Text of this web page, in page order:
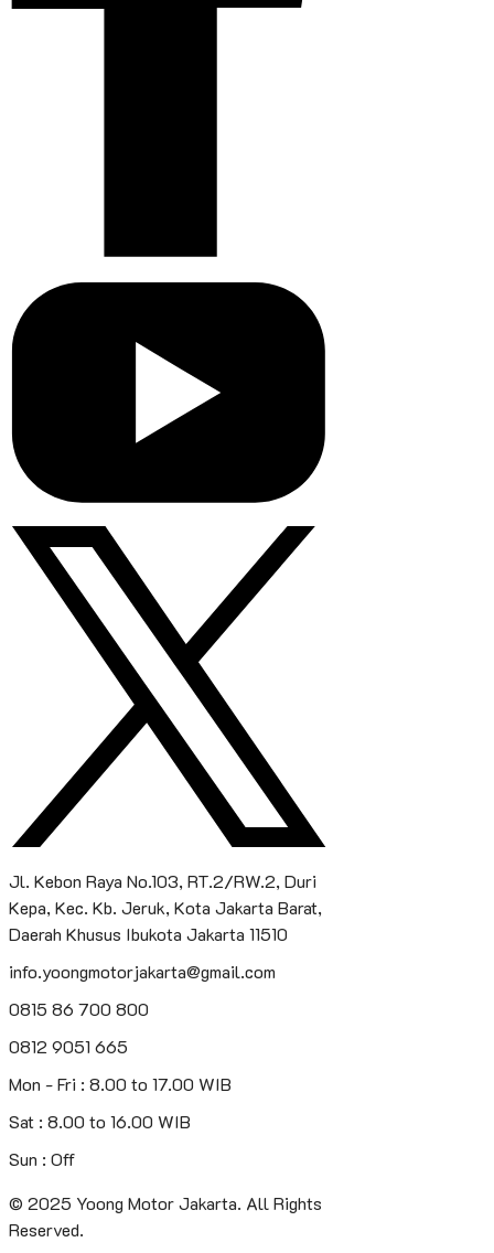
Jl. Kebon Raya No.103, RT.2/RW.2, Duri
Kepa, Kec. Kb. Jeruk, Kota Jakarta Barat,
Daerah Khusus Ibukota Jakarta 11510
info.yoongmotorjakarta@gmail.com
0815 86 700 800
0812 9051 665
Mon - Fri : 8.00 to 17.00 WIB
Sat : 8.00 to 16.00 WIB
Sun : Off
© 2025 Yoong Motor Jakarta. All Rights
Reserved.